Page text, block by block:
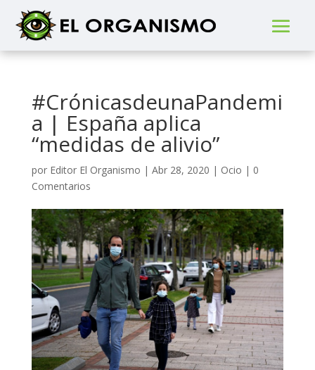
#CrónicasdeunaPandemi
a | España aplica
“medidas de alivio”
por Editor El Organismo | Abr 28, 2020 | Ocio | 0
Comentarios